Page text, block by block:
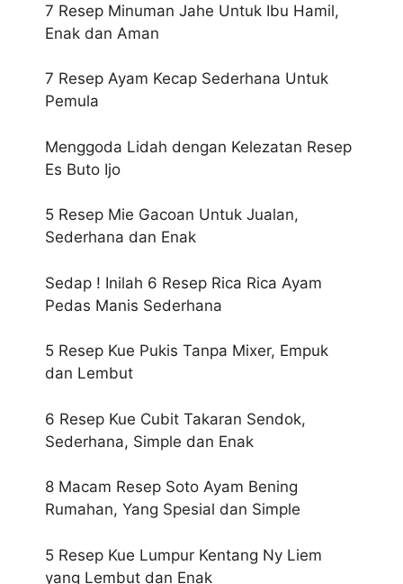
7 Resep Minuman Jahe Untuk Ibu Hamil,
Enak dan Aman
7 Resep Ayam Kecap Sederhana Untuk
Pemula
Menggoda Lidah dengan Kelezatan Resep
Es Buto Ijo
5 Resep Mie Gacoan Untuk Jualan,
Sederhana dan Enak
Sedap ! Inilah 6 Resep Rica Rica Ayam
Pedas Manis Sederhana
5 Resep Kue Pukis Tanpa Mixer, Empuk
dan Lembut
6 Resep Kue Cubit Takaran Sendok,
Sederhana, Simple dan Enak
8 Macam Resep Soto Ayam Bening
Rumahan, Yang Spesial dan Simple
5 Resep Kue Lumpur Kentang Ny Liem
yang Lembut dan Enak